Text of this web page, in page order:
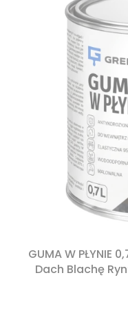
GUMA W PŁYNIE 0,7L
Dach Blachę